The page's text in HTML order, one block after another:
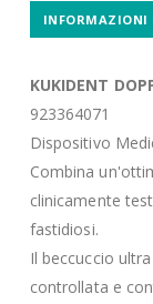
INFORMAZIONI
KUKIDENT
923364071
Dispositivo
Combina
clinicamente
fastidiosi.
Il beccuccio
controllata e